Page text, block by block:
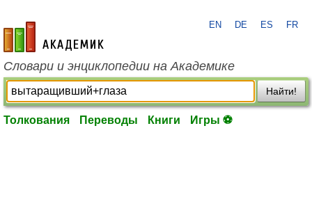
academic.ru
EN DE ES FR
Словари и энциклопедии на Академике
Найти!
Толкования Переводы Книги Игры ⚽